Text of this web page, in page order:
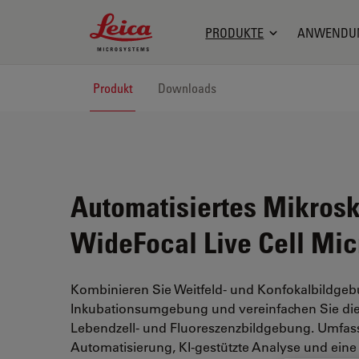
Leica Microsystems Logo
PRODUKTE
Produkt Downloads
Automatisiertes
WideFocal Live Cell
Kombinieren Sie Weitfeld- und
Inkubationsumgebung und vereinfachen Sie
Lebendzell- und Fluoreszenzbildgebung.
Automatisierung, KI-gestützte Analyse und